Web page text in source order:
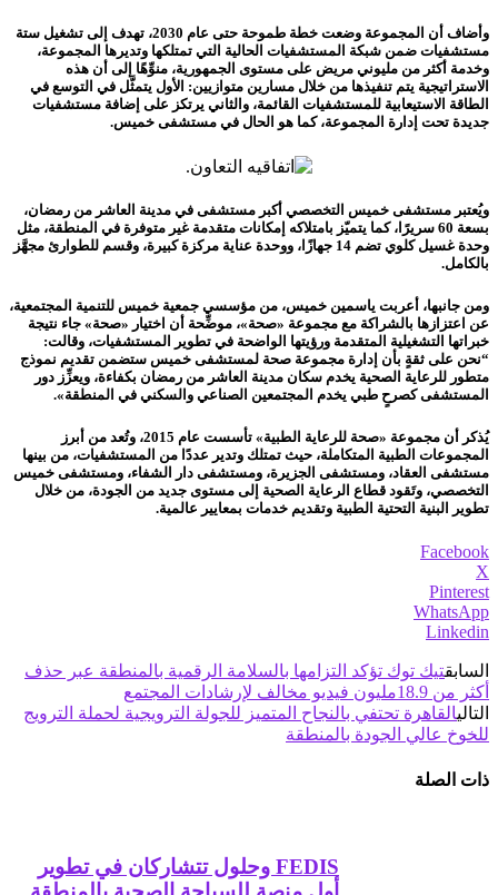
وأضاف أن المجموعة وضعت خطة طموحة حتى عام 2030، تهدف إلى تشغيل ستة
مستشفيات ضمن شبكة المستشفيات الحالية التي تمتلكها وتديرها المجموعة،
وخدمة أكثر من مليوني مريض على مستوى الجمهورية، منوِّهًا إلى أن هذه
الاستراتيجية يتم تنفيذها من خلال مسارين متوازيين: الأول يتمثَّل في التوسع في
الطاقة الاستيعابية للمستشفيات القائمة، والثاني يرتكز على إضافة مستشفيات
جديدة تحت إدارة المجموعة، كما هو الحال في مستشفى خميس.
ويُعتبر مستشفى خميس التخصصي أكبر مستشفى في مدينة العاشر من رمضان،
بسعة 60 سريرًا، كما يتميّز بامتلاكه إمكانات متقدمة غير متوفرة في المنطقة، مثل
وحدة غسيل كلوي تضم 14 جهازًا، ووحدة عناية مركزة كبيرة، وقسم للطوارئ مجهَّز
بالكامل.
ومن جانبها، أعربت ياسمين خميس، من مؤسسي جمعية خميس للتنمية المجتمعية،
عن اعتزازها بالشراكة مع مجموعة «صحة»، موضِّحة أن اختيار «صحة» جاء نتيجة
خبراتها التشغيلية المتقدمة ورؤيتها الواضحة في تطوير المستشفيات، وقالت:
“نحن على ثقةٍ بأن إدارة مجموعة صحة لمستشفى خميس ستضمن تقديم نموذج
متطور للرعاية الصحية يخدم سكان مدينة العاشر من رمضان بكفاءة، ويعزِّز دور
المستشفى كصرحٍ طبي يخدم المجتمعين الصناعي والسكني في المنطقة».
يُذكر أن مجموعة «صحة للرعاية الطبية» تأسست عام 2015، وتُعد من أبرز
المجموعات الطبية المتكاملة، حيث تمتلك وتدير عددًا من المستشفيات، من بينها
مستشفى العقاد، ومستشفى الجزيرة، ومستشفى دار الشفاء، ومستشفى خميس
التخصصي، وتَقود قطاع الرعاية الصحية إلى مستوى جديد من الجودة، من خلال
تطوير البنية التحتية الطبية وتقديم خدمات بمعايير عالمية.
Facebook
X
Pinterest
WhatsApp
Linkedin
السابقتيك توك تؤكد التزامها بالسلامة الرقمية بالمنطقة عبر حذف
أكثر من 18.9مليون فيديو مخالف لإرشادات المجتمع
التاليالقاهرة تحتفي بالنجاح المتميز للجولة الترويجية لحملة الترويج
للخوخ عالي الجودة بالمنطقة
ذات الصلة
FEDIS وحلول تتشاركان في تطوير